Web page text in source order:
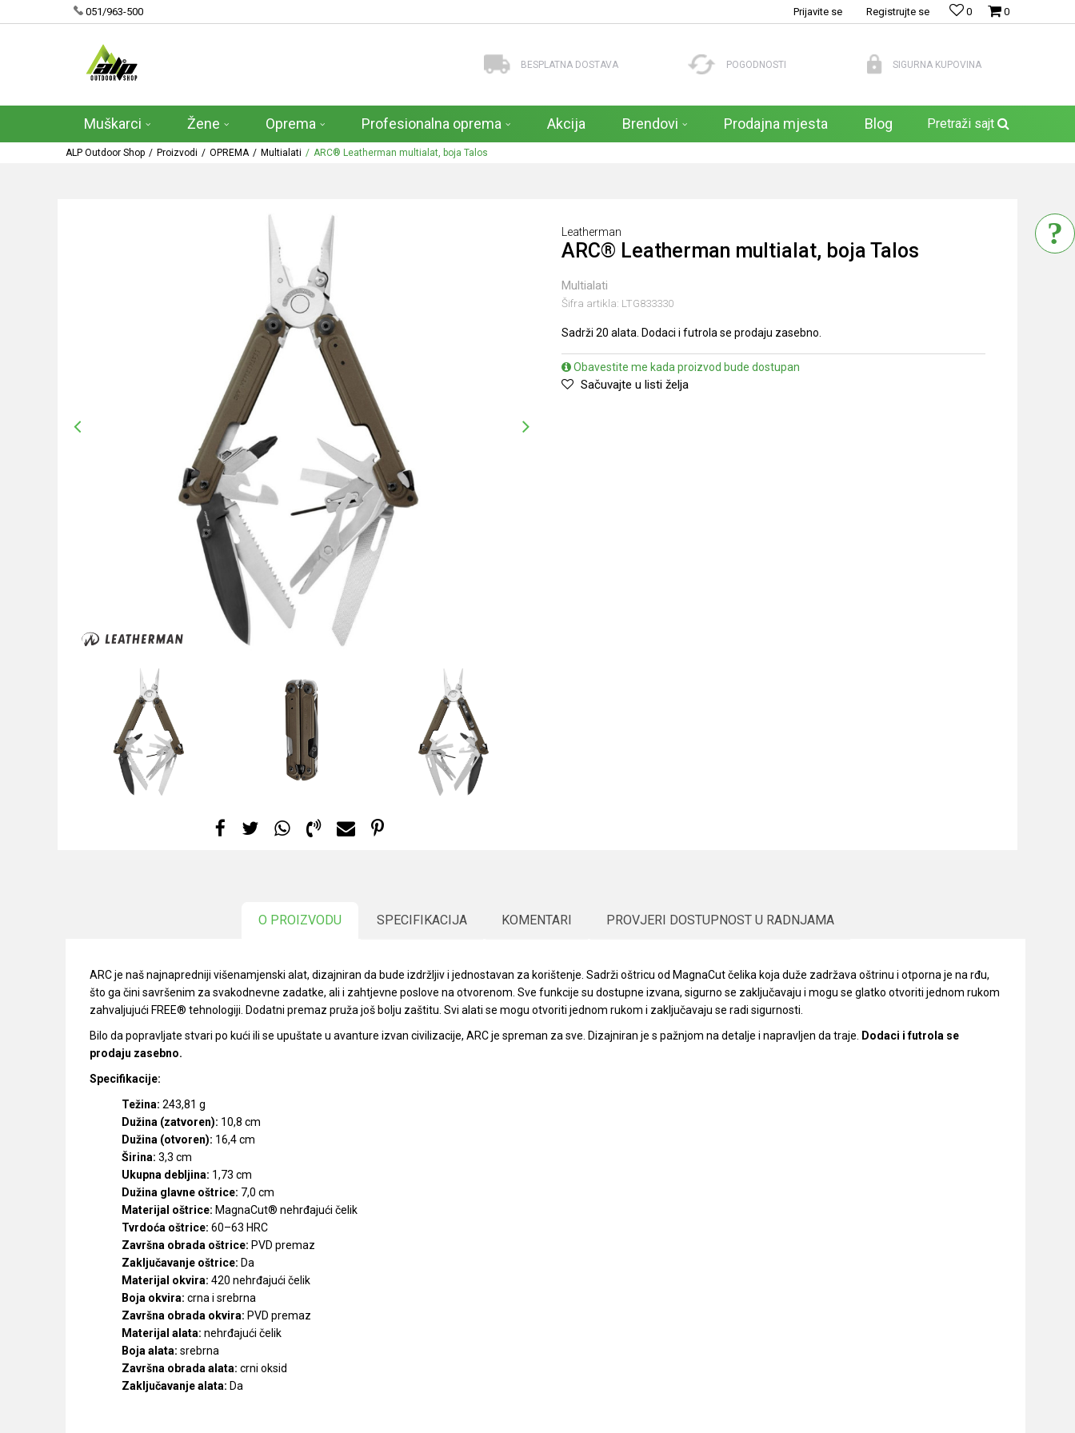
051/963-500 0
0
Prijavite se Registrujte se
BESPLATNA DOSTAVA POGODNOSTI SIGURNA KUPOVINA
Muškarci Žene Oprema Profesionalna oprema Akcija Brendovi Prodajna mjesta Blog Pretraži sajt
ALP Outdoor Shop Proizvodi OPREMA Multialati ARC® Leatherman multialat, boja Talos
Leatherman
ARC® Leatherman multialat, boja Talos
Multialati
Šifra artikla: LTG833330
Sadrži 20 alata. Dodaci i futrola se prodaju zasebno.
Obavestite me kada proizvod bude dostupan
Sačuvajte u listi želja
O PROIZVODU SPECIFIKACIJA KOMENTARI PROVJERI DOSTUPNOST U RADNJAMA
ARC je naš najnapredniji višenamjenski alat, dizajniran da bude izdržljiv i jednostavan za korištenje. Sadrži oštricu od MagnaCut čelika koja duže zadržava oštrinu i otporna je na rđu,
što ga čini savršenim za svakodnevne zadatke, ali i zahtjevne poslove na otvorenom. Sve funkcije su dostupne izvana, sigurno se zaključavaju i mogu se glatko otvoriti jednom rukom
zahvaljujući FREE® tehnologiji. Dodatni premaz pruža još bolju zaštitu. Svi alati se mogu otvoriti jednom rukom i zaključavaju se radi sigurnosti.
Bilo da popravljate stvari po kući ili se upuštate u avanture izvan civilizacije, ARC je spreman za sve. Dizajniran je s pažnjom na detalje i napravljen da traje.
Dodaci i futrola se
prodaju zasebno.
Specifikacije:
Težina: 243,81 g
Dužina (zatvoren): 10,8 cm
Dužina (otvoren): 16,4 cm
Širina: 3,3 cm
Ukupna debljina: 1,73 cm
Dužina glavne oštrice: 7,0 cm
Materijal oštrice: MagnaCut® nehrđajući čelik
Tvrdoća oštrice: 60–63 HRC
Završna obrada oštrice: PVD premaz
Zaključavanje oštrice: Da
Materijal okvira: 420 nehrđajući čelik
Boja okvira: crna i srebrna
Završna obrada okvira: PVD premaz
Materijal alata: nehrđajući čelik
Boja alata: srebrna
Završna obrada alata: crni oksid
Zaključavanje alata: Da